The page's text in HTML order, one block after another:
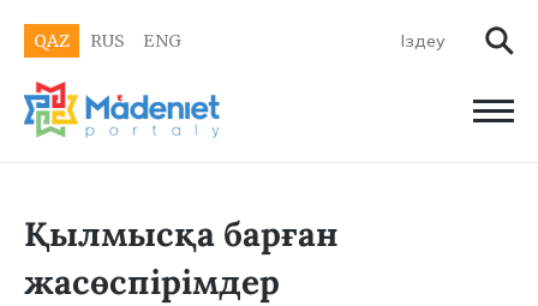
QAZ RUS ENG
Қылмысқа барған
жасөспірімдер